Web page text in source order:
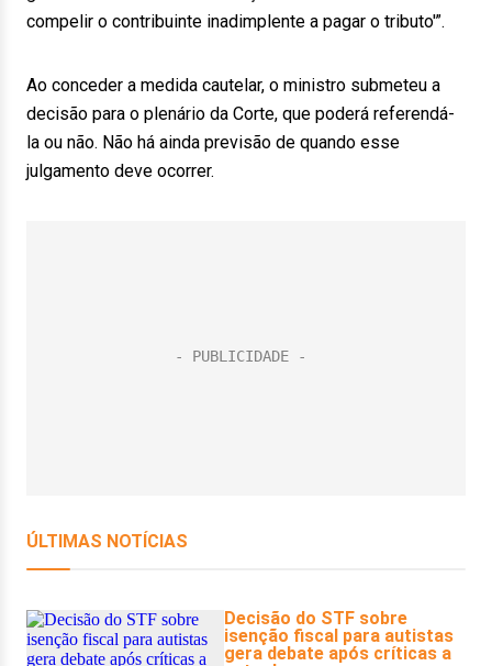
compelir o contribuinte inadimplente a pagar o tributo'”.
Ao conceder a medida cautelar, o ministro submeteu a
decisão para o plenário da Corte, que poderá referendá-
la ou não. Não há ainda previsão de quando esse
julgamento deve ocorrer.